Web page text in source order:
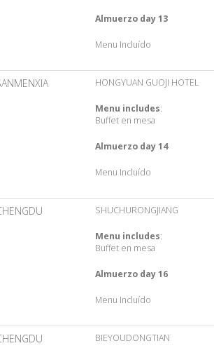
Almuerzo day 13
Menu Incluído
HONGYUAN GUOJI HOTEL
Menu includes:
Buffet en mesa
Almuerzo day 14
Menu Incluído
SHUCHURONGJIANG
Menu includes:
Buffet en mesa
Almuerzo day 16
Menu Incluído
BIEYOUDONGTIAN